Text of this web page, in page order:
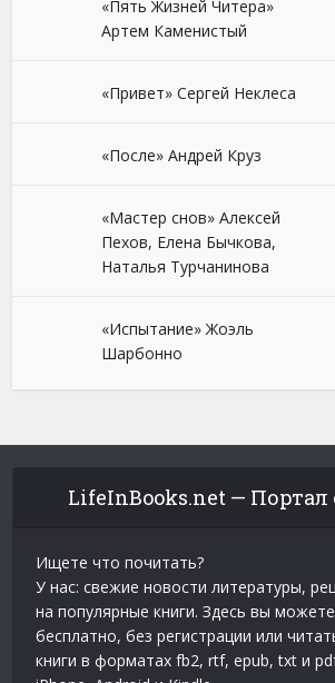
«Пять Жизней Читера»
Артем Каменистый
«Привет» Сергей Неклеса
«После» Андрей Круз
«Мастер снов» Алексей
Пехов, Елена Бычкова,
Наталья Турчанинова
«Испытание» Жоэль
Шарбонно
LifeInBooks.net — Портал
Ищете что почитать?
У нас: свежие новости литературы,
на популярные книги. Здесь вы
бесплатно, без регистрации или
книги в форматах fb2, rtf, epub, txt и